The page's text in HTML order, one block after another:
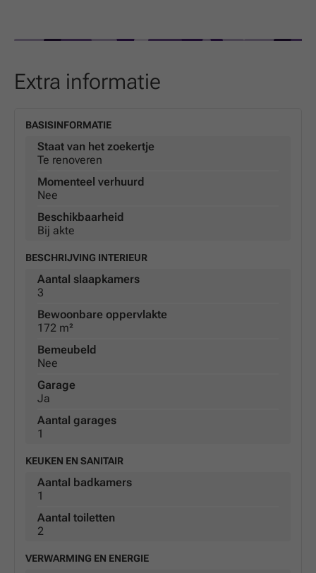
Extra informatie
BASISINFORMATIE
Staat van het zoekertje
Te renoveren
Momenteel verhuurd
Nee
Beschikbaarheid
Bij akte
BESCHRIJVING INTERIEUR
Aantal slaapkamers
3
Bewoonbare oppervlakte
172 m²
Bemeubeld
Nee
Garage
Ja
Aantal garages
1
KEUKEN EN SANITAIR
Aantal badkamers
1
Aantal toiletten
2
VERWARMING EN ENERGIE